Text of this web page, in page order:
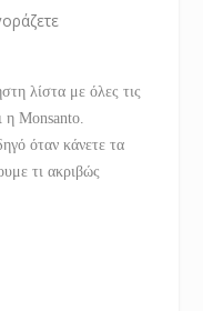
λίστα με όλες τις
η Monsanto.
όταν κάνετε τα
τι ακριβώς